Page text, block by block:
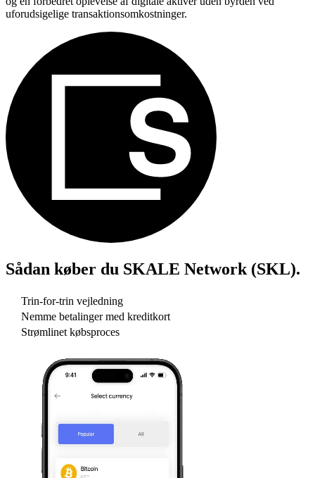
uforudsigelige transaktionsomkostninger.
Sådan køber du SKALE Network (SKL).
Trin-for-trin vejledning
Nemme betalinger med kreditkort
Strømlinet købsproces